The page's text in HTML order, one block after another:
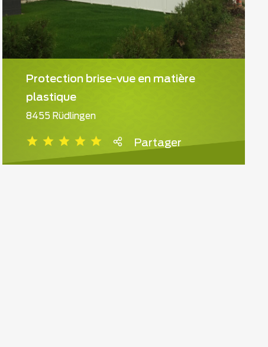
Protection brise-vue en matière
plastique
8455 Rüdlingen
Partager